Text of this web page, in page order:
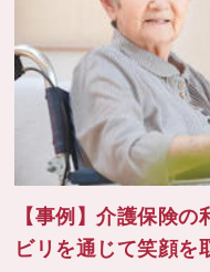
【事例】介護保険
ビリを通じて笑顔を